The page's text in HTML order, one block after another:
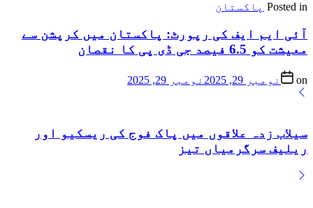
Posted in پاکستان
آئی ایم ایف کی رپورٹ: پاکستان میں کرپشن سے
معیشت کو 6.5 فیصد جی ڈی پی کا نقصان
on نومبر 29, 2025 نومبر 29, 2025
سیلاب زدہ علاقوں میں پاک فوج کی ریسکیو اور
ریلیف سرگرمیاں تیز